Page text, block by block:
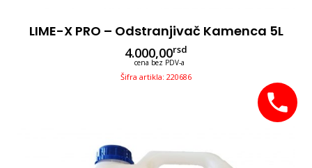
LIME-X PRO – Odstranjivač Kamenca 5L
4.000,00rsd
cena bez PDV-a
Šifra artikla: 220686